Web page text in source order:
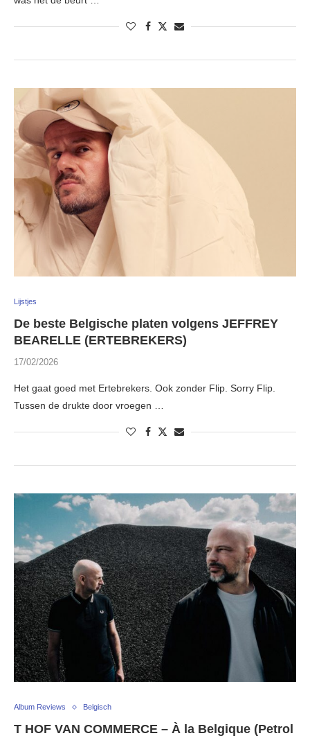
Lijstjes
De beste Belgische platen volgens JEFFREY
BEARELLE (ERTEBREKERS)
17/02/2026
Het gaat goed met Ertebrekers. Ook zonder Flip. Sorry Flip.
Tussen de drukte door vroegen …
Album Reviews Belgisch
T HOF VAN COMMERCE – À la Belgique (Petrol